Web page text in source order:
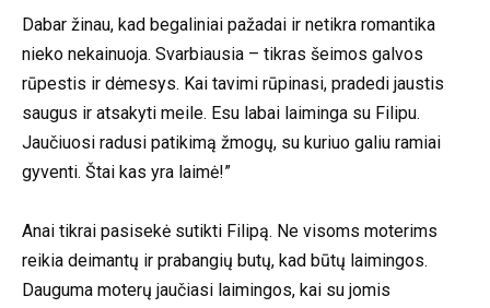
Dabar žinau, kad begaliniai pažadai ir netikra romantika
nieko nekainuoja. Svarbiausia – tikras šeimos galvos
rūpestis ir dėmesys. Kai tavimi rūpinasi, pradedi jaustis
saugus ir atsakyti meile. Esu labai laiminga su Filipu.
Jaučiuosi radusi patikimą žmogų, su kuriuo galiu ramiai
gyventi. Štai kas yra laimė!”
Anai tikrai pasisekė sutikti Filipą. Ne visoms moterims
reikia deimantų ir prabangių butų, kad būtų laimingos.
Dauguma moterų jaučiasi laimingos, kai su jomis